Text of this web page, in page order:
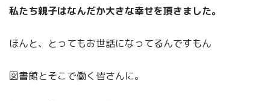
私たち親子はなんだか大きな幸せを頂きました。
ほんと、とってもお世話になってるんですもん
図書館とそこで働く皆さんに。